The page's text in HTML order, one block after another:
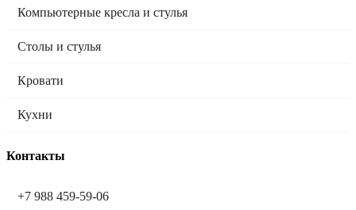
Компьютерные кресла и стулья
Столы и стулья
Кровати
Кухни
Контакты
+7 988 459-59-06